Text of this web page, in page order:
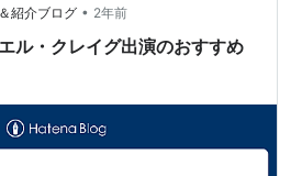
穂,岩澤雅利
日: 2011/09/08
件) を見る
紹介ブログ • 2年前
ル・クレイグ出演のおすすめ